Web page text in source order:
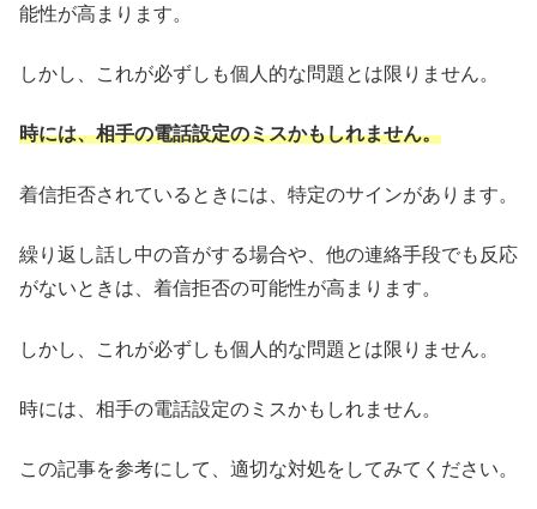
能性が高まります。
しかし、これが必ずしも個人的な問題とは限りません。
時には、相手の電話設定のミスかもしれません。
着信拒否されているときには、特定のサインがあります。
繰り返し話し中の音がする場合や、他の連絡手段でも反応
がないときは、着信拒否の可能性が高まります。
しかし、これが必ずしも個人的な問題とは限りません。
時には、相手の電話設定のミスかもしれません。
この記事を参考にして、適切な対処をしてみてください。